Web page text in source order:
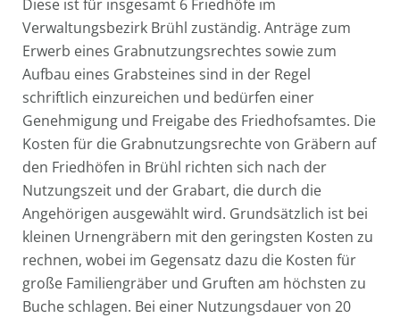
Diese ist für insgesamt 6 Friedhöfe im
Verwaltungsbezirk Brühl zuständig. Anträge zum
Erwerb eines Grabnutzungsrechtes sowie zum
Aufbau eines Grabsteines sind in der Regel
schriftlich einzureichen und bedürfen einer
Genehmigung und Freigabe des Friedhofsamtes. Die
Kosten für die Grabnutzungsrechte von Gräbern auf
den Friedhöfen in Brühl richten sich nach der
Nutzungszeit und der Grabart, die durch die
Angehörigen ausgewählt wird. Grundsätzlich ist bei
kleinen Urnengräbern mit den geringsten Kosten zu
rechnen, wobei im Gegensatz dazu die Kosten für
große Familiengräber und Gruften am höchsten zu
Buche schlagen. Bei einer Nutzungsdauer von 20